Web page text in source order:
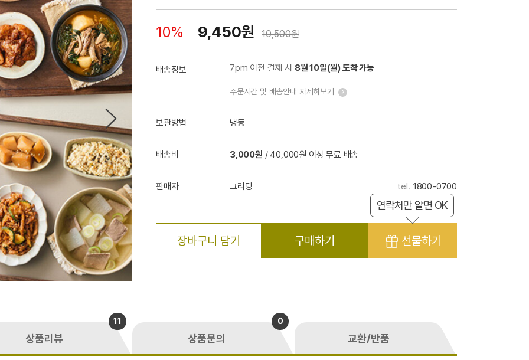
10% 9,450원 10,500원
배송정보 7pm 이전 결제 시 8월 10일(월) 도착 가능
주문시간 및 배송안내 자세히보기
보관방법 냉동
배송비 3,000원 / 40,000원 이상 무료 배송
판매자 그리팅 1800-0700
장바구니 담기 구매하기 선물하기
연락처만 알면 OK
상품리뷰
11
상품문의
0
교환/반품